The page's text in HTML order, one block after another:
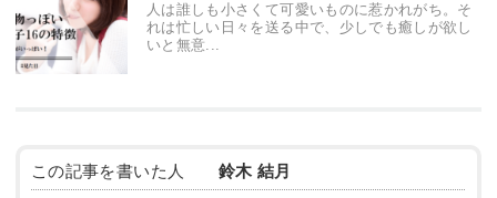
人は誰しも小さくて可愛いものに惹かれがち。そ
れは忙しい日々を送る中で、少しでも癒しが欲し
いと無意...
この記事を書いた人 鈴木 結月